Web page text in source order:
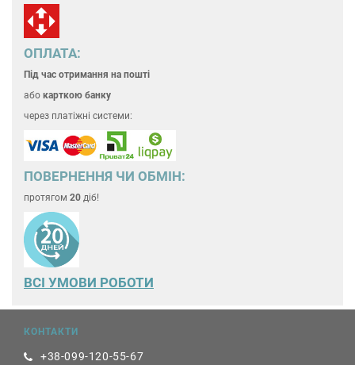
ОПЛАТА:
Під час отримання на пошті
або карткою банку
через платіжні системи:
ПОВЕРНЕННЯ ЧИ ОБМІН:
протягом 20 діб!
ВСІ УМОВИ РОБОТИ
КОНТАКТИ
+38-099-120-55-67